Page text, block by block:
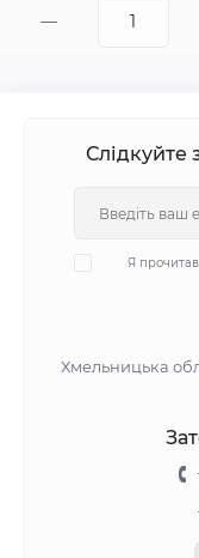
Слідкуйте
Я прочитав
Хмельницька